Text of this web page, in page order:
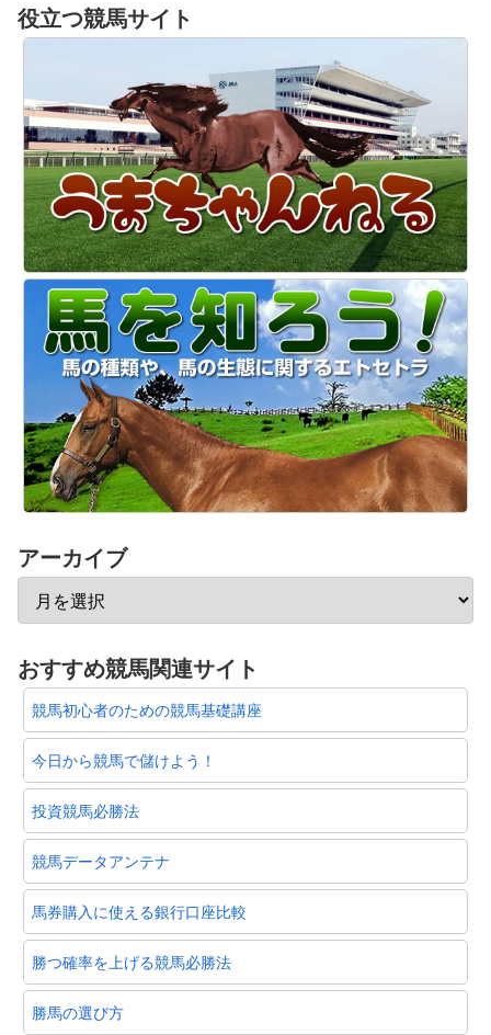
役立つ競馬サイト
アーカイブ
おすすめ競馬関連サイト
競馬初心者のための競馬基礎講座
今日から競馬で儲けよう！
投資競馬必勝法
競馬データアンテナ
馬券購入に使える銀行口座比較
勝つ確率を上げる競馬必勝法
勝馬の選び方